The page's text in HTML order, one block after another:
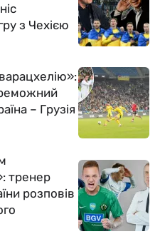
з Чехією
– Грузія
тренер
розповів